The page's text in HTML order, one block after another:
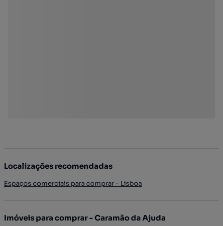
Localizações recomendadas
Espaços comerciais para comprar - Lisboa
Imóveis para comprar - Caramão da Ajuda